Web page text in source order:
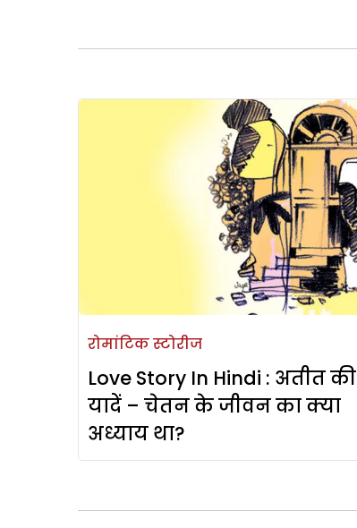
रोमांटिक स्टोरीज
Love Story In Hindi : अतीत की
यादें – चेतन के जीवन का क्या
अध्याय था?